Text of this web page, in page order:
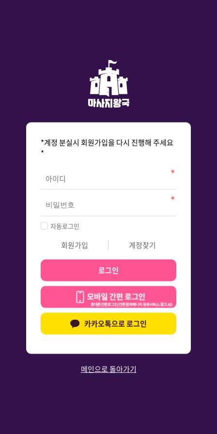
*계정 분실시 회원가입을 다시 진행해 주세요
*
자동로그인
회원가입 계정찾기
로그인
카카오톡으로 로그인
메인으로 돌아가기